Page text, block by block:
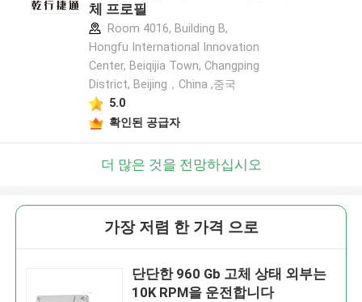
체 프로필
Room 4016, Building B,
Hongfu International Innovation
Center, Beiqijia Town, Changping
District, Beijing，China ,중국
5.0
확인된 공급자
더 많은 것을 전망하십시오
가장 저렴 한 가격 으로
단단한 960 Gb 고체 상태 외부는
10K RPM을 운전합니다